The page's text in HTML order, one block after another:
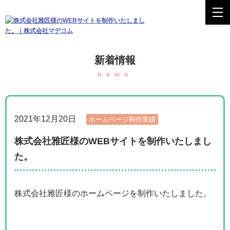
新着情報
news
2021年12月20日 ホームページ制作実績
株式会社雅匠様のWEBサイトを制作いたしまし
た。
株式会社雅匠様のホームページを制作いたしました。